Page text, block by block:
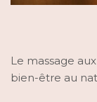
Le massage
bien-être au